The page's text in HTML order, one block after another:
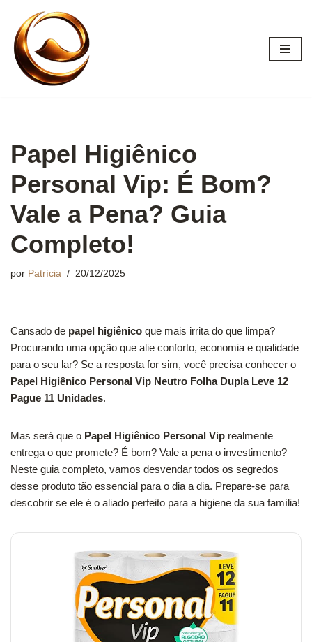
Pular
para
conteúdo
Papel Higiênico
Personal Vip: É Bom?
Vale a Pena? Guia
Completo!
por Patrícia 20/12/2025
Cansado de papel higiênico que mais irrita do que limpa?
Procurando uma opção que alie conforto, economia e qualidade
para o seu lar? Se a resposta for sim, você precisa conhecer o
Papel Higiênico Personal Vip Neutro Folha Dupla Leve 12
Pague 11 Unidades.
Mas será que o Papel Higiênico Personal Vip realmente
entrega o que promete? É bom? Vale a pena o investimento?
Neste guia completo, vamos desvendar todos os segredos
desse produto tão essencial para o dia a dia. Prepare-se para
descobrir se ele é o aliado perfeito para a higiene da sua família!